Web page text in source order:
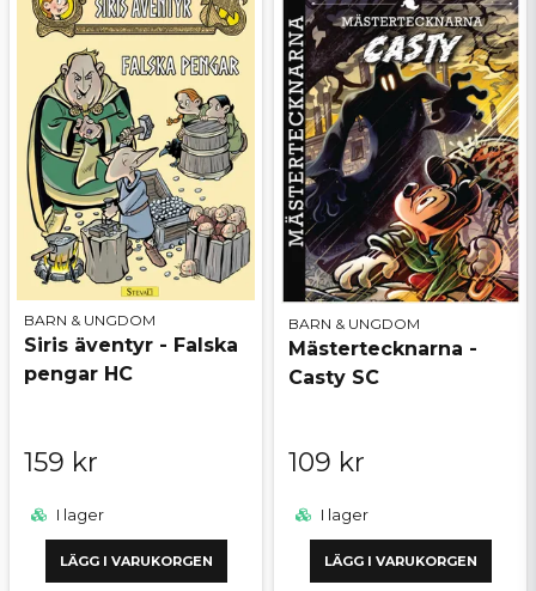
BARN & UNGDOM
Siris äventyr - Falska
pengar HC
159 kr
I lager
LÄGG I VARUKORGEN
BARN & UNGDOM
Mästertecknarna -
Casty SC
109 kr
I lager
LÄGG I VARUKORGEN